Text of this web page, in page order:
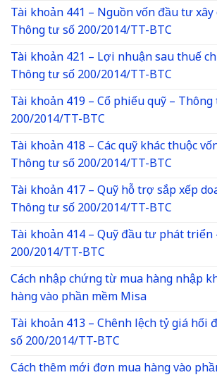
Tài khoản 441 – Nguồn vốn đầu tư
Thông tư số 200/2014/TT-BTC
Tài khoản 421 – Lợi nhuận sau thuế
Thông tư số 200/2014/TT-BTC
Tài khoản 419 – Cổ phiếu quỹ –
200/2014/TT-BTC
Tài khoản 418 – Các quỹ khác thuộc
Thông tư số 200/2014/TT-BTC
Tài khoản 417 – Quỹ hỗ trợ sắp xếp
Thông tư số 200/2014/TT-BTC
Tài khoản 414 – Quỹ đầu tư phát
200/2014/TT-BTC
Cách nhập chứng từ mua hàng nhập
hàng vào phần mềm Misa
Tài khoản 413 – Chênh lệch tỷ giá hối
số 200/2014/TT-BTC
Cách thêm mới đơn mua hàng vào